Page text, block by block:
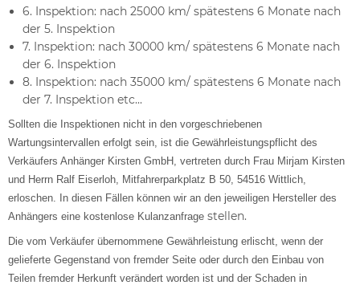
6. Inspektion: nach 25000 km/ spätestens 6 Monate nach
der 5. Inspektion
7. Inspektion: nach 30000 km/ spätestens 6 Monate nach
der 6. Inspektion
8. Inspektion: nach 35000 km/ spätestens 6 Monate nach
der 7. Inspektion etc...
Sollten die Inspektionen nicht in den vorgeschriebenen
Wartungsintervallen erfolgt sein, ist die Gewährleistungspflicht des
Verkäufers Anhänger Kirsten GmbH, vertreten durch Frau Mirjam Kirsten
und Herrn Ralf Eiserloh, Mitfahrerparkplatz B 50, 54516 Wittlich,
erloschen.
In diesen Fällen können wir an den jeweiligen Hersteller des
Anhängers eine kostenlose Kulanzanfrage stellen.
Die vom Verkäufer übernommene Gewährleistung erlischt, wenn der
gelieferte Gegenstand von fremder Seite oder durch den Einbau von
Teilen fremder Herkunft verändert worden ist und der Schaden in